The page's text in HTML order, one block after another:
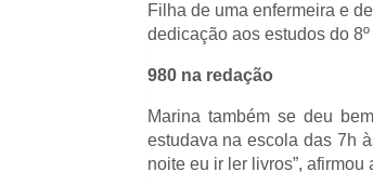
Filha de uma enfermeira e
dedicação aos estudos do
980 na redação
Marina também se deu
estudava na escola das 7h
noite eu ir ler livros”, afirmou